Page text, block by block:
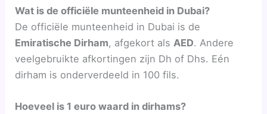
Wat is de officiële munteenheid in Dubai?
De officiële munteenheid in Dubai is de
Emiratische Dirham, afgekort als AED. Andere
veelgebruikte afkortingen zijn Dh of Dhs. Eén
dirham is onderverdeeld in 100 fils.
Hoeveel is 1 euro waard in dirhams?